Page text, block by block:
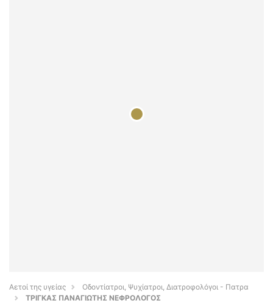
Αετοί της υγείας
Οδοντίατροι, Ψυχίατροι, Διατροφολόγοι - Πατρα
ΤΡΙΓΚΑΣ ΠΑΝΑΓΙΩΤΗΣ ΝΕΦΡΟΛΟΓΟΣ